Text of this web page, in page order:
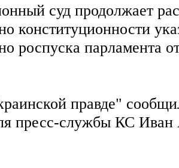
суд продолжает
конституционности
роспуска парламента
правде"
пресс-службы КС